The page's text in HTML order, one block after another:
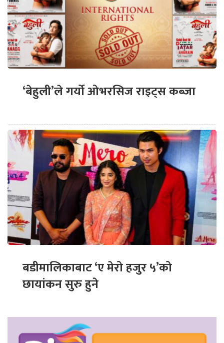
‘बेहुली’ले गर्यो ओभरसिज राइट्स कब्जा
बडीमालिकाबाट ‘ए मेरो हजुर ५’को
छायांकन सुरु हुने